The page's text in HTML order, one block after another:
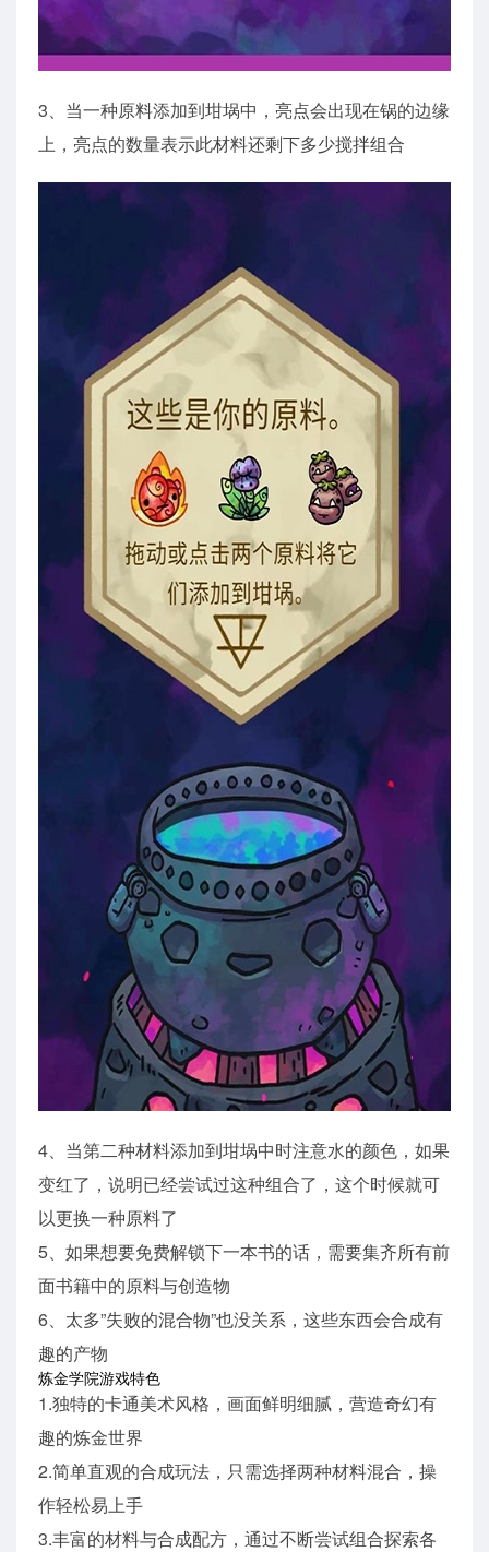
3、当一种原料添加到坩埚中，亮点会出现在锅的边缘
上，亮点的数量表示此材料还剩下多少搅拌组合
4、当第二种材料添加到坩埚中时注意水的颜色，如果
变红了，说明已经尝试过这种组合了，这个时候就可
以更换一种原料了
5、如果想要免费解锁下一本书的话，需要集齐所有前
面书籍中的原料与创造物
6、太多”失败的混合物”也没关系，这些东西会合成有
趣的产物
炼金学院游戏特色
1.独特的卡通美术风格，画面鲜明细腻，营造奇幻有
趣的炼金世界
2.简单直观的合成玩法，只需选择两种材料混合，操
作轻松易上手
3.丰富的材料与合成配方，通过不断尝试组合探索各